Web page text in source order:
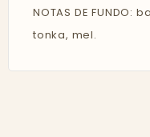
NOTAS DE
tonka, mel.